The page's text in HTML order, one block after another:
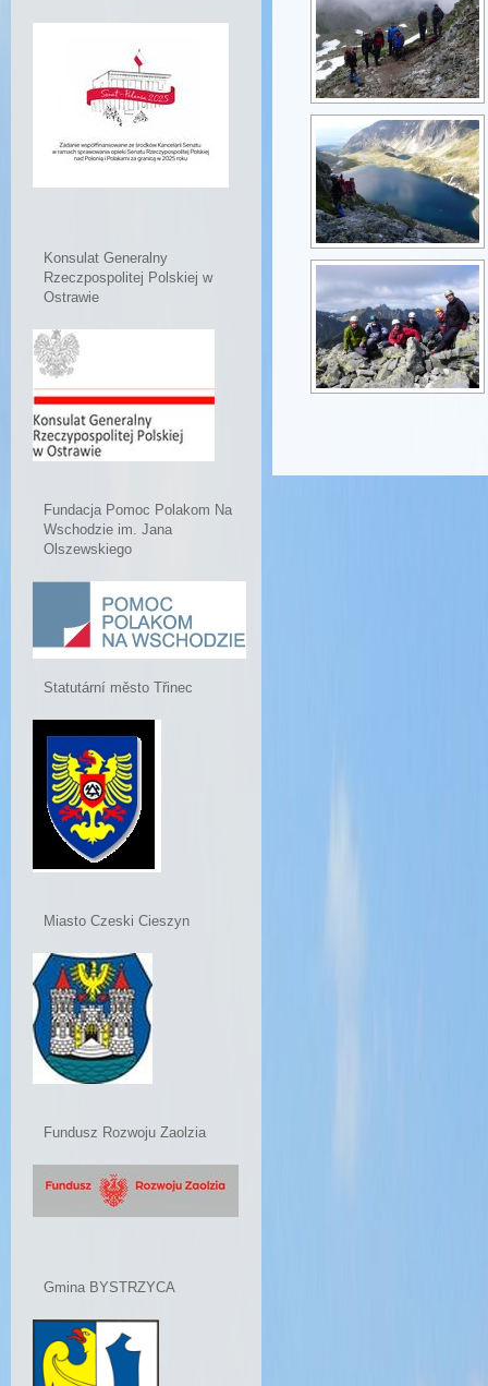
Konsulat Generalny
Rzeczpospolitej Polskiej w
Ostrawie
Fundacja Pomoc Polakom Na
Wschodzie im. Jana
Olszewskiego
Statutární město Třinec
Miasto Czeski Cieszyn
Fundusz Rozwoju Zaolzia
Gmina BYSTRZYCA